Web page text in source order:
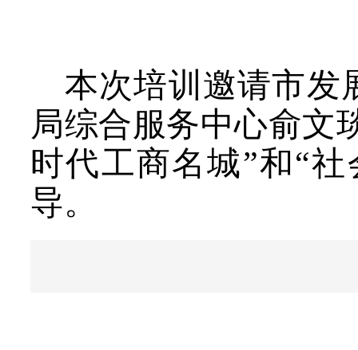
本次培训邀请市发
局综合服务中心俞文
时代工商名城”和“社
导。